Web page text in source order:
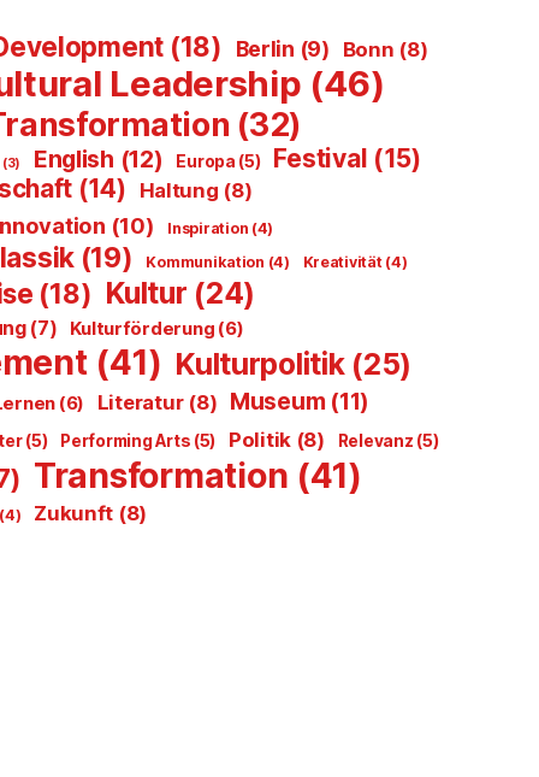
(18) Berlin (9) Bonn (8)
Leadership (46)
(32)
(3) English (12) Europa (5) Festival (15)
(14) Haltung (8)
(10) Inspiration (4)
(19) Kommunikation (4) Kreativität(4)
(18) Kultur (24)
(7) Kulturförderung (6)
(41) Kulturpolitik(25)
(6) Literatur(8) Museum (11)
(5) Performing Arts (5) Politik (8) Relevanz (5)
Transformation (41)
Zukunft (8)